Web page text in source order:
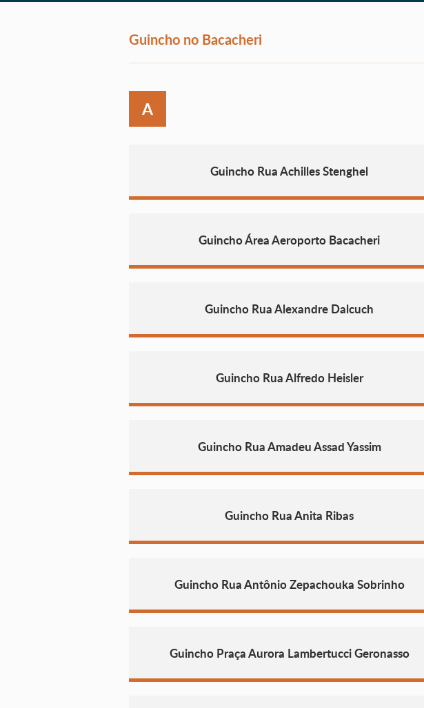
Guincho no Bacacheri
A
Guincho Rua Achilles Stenghel
Guincho Área Aeroporto Bacacheri
Guincho Rua Alexandre Dalcuch
Guincho Rua Alfredo Heisler
Guincho Rua Amadeu Assad Yassim
Guincho Rua Anita Ribas
Guincho Rua Antônio Zepachouka Sobrinho
Guincho Praça Aurora Lambertucci Geronasso